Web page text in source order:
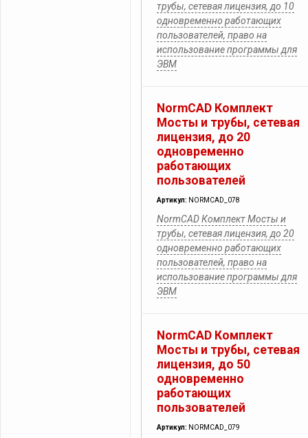
трубы, сетевая лицензия, до 10
одновременно работающих
пользователей, право на
использование программы для
ЭВМ
NormCAD Комплект
Мосты и трубы, сетевая
лицензия, до 20
одновременно
работающих
пользователей
Артикул: NORMCAD_078
NormCAD Комплект Мосты и
трубы, сетевая лицензия, до 20
одновременно работающих
пользователей, право на
использование программы для
ЭВМ
NormCAD Комплект
Мосты и трубы, сетевая
лицензия, до 50
одновременно
работающих
пользователей
Артикул: NORMCAD_079